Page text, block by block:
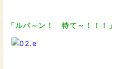
「ルパ～ン！ 待て～！！！」